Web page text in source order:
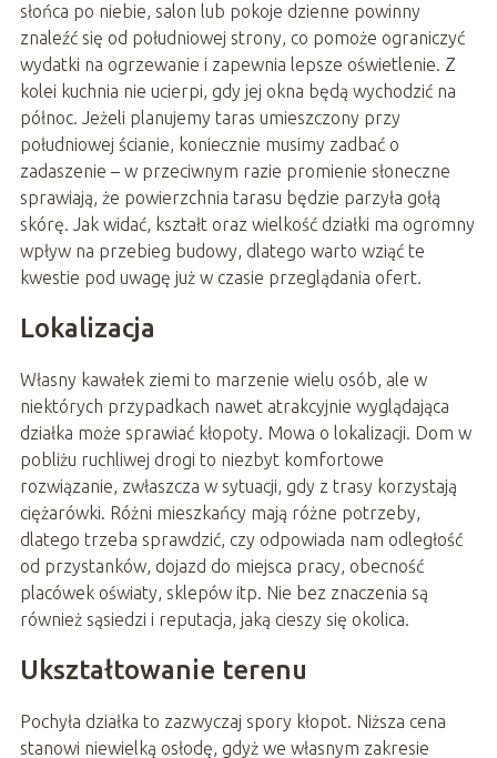
słońca po niebie, salon lub pokoje dzienne powinny
znaleźć się od południowej strony, co pomoże ograniczyć
wydatki na ogrzewanie i zapewnia lepsze oświetlenie. Z
kolei kuchnia nie ucierpi, gdy jej okna będą wychodzić na
północ. Jeżeli planujemy taras umieszczony przy
południowej ścianie, koniecznie musimy zadbać o
zadaszenie – w przeciwnym razie promienie słoneczne
sprawiają, że powierzchnia tarasu będzie parzyła gołą
skórę. Jak widać, kształt oraz wielkość działki ma ogromny
wpływ na przebieg budowy, dlatego warto wziąć te
kwestie pod uwagę już w czasie przeglądania ofert.
Lokalizacja
Własny kawałek ziemi to marzenie wielu osób, ale w
niektórych przypadkach nawet atrakcyjnie wyglądająca
działka może sprawiać kłopoty. Mowa o lokalizacji. Dom w
pobliżu ruchliwej drogi to niezbyt komfortowe
rozwiązanie, zwłaszcza w sytuacji, gdy z trasy korzystają
ciężarówki. Różni mieszkańcy mają różne potrzeby,
dlatego trzeba sprawdzić, czy odpowiada nam odległość
od przystanków, dojazd do miejsca pracy, obecność
placówek oświaty, sklepów itp. Nie bez znaczenia są
również sąsiedzi i reputacja, jaką cieszy się okolica.
Ukształtowanie terenu
Pochyła działka to zazwyczaj spory kłopot. Niższa cena
stanowi niewielką osłodę, gdyż we własnym zakresie